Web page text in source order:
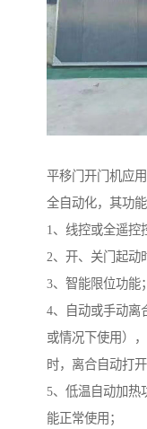
平移门开门机应
全自动化，其功能
1、线控或全遥控
2、开、关门起动
3、智能限位功能；
4、自动或手动离
或情况下使用）
时，离合自动打开
5、低温自动加热
能正常使用；